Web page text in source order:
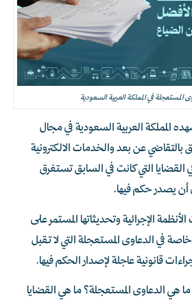
المستعجلة في المملكة العربية السعودية
المملكة العربية السعودية في مجال
بالتقاضي عن بعد والخدمات الالكترونية
التي كانت في السابق تستغرق
أن يصدر حكم فيها.
الإجرائية وتحديثاتها المستمر على
في الدعاوى المستعجلة التي لا تقبل
قانونية عاجلة لإصدار الحكم فيها.
هي الدعاوى المستعجلة؟ ما هي القضايا